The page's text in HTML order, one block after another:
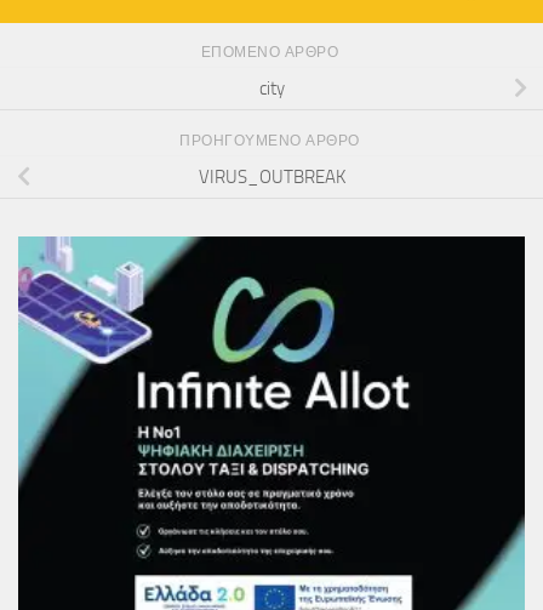
ΕΠΌΜΕΝΟ ΆΡΘΡΟ
city
ΠΡΟΗΓΟΎΜΕΝΟ ΆΡΘΡΟ
VIRUS_OUTBREAK